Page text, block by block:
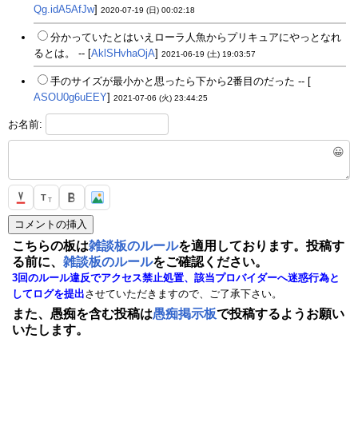
Qg.idA5AfJw] 2020-07-19 (日) 00:02:18
分かっていたとはいえローラ人魚からプリキュアにやっとなれ
るとは。 -- [AklSHvhaOjA] 2021-06-19 (土) 19:03:57
手のサイズが最小かと思ったら下から2番目のだった -- [
ASOU0g6uEEY] 2021-07-06 (火) 23:44:25
お名前:
😀
T T
こちらの板は雑談板のルールを適用しております。投稿す
る前に、 雑談板のルールをご確認ください。
3回のルール違反でアクセス禁止処置、該当プロバイダーへ迷惑行為と
してログを提出させていただきますので、ご了承下さい。
また、愚痴を含む投稿は愚痴掲示板で投稿するようお願い
いたします。